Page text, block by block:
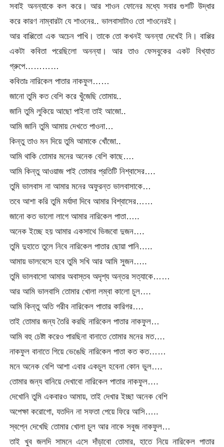
সবাই অনন্যাকে কল করে। আর শাওন ফোনের মধ্যে সবার গুশটি উদ্ধার
করে কারণ নাম্বারটা যে শাওনের.. ভালবাসাটাও তো শাওনেরই।
আর বাপ্পিতো এক অচেন পাখি। তাকে তো কখনই অনন্যা দেখেই নি। বাপ্পির
একটা কবিতা পরেছিলো অনন্যা। আর তাও ফেসবুকের একট বিখ্যাত
গ্রুপে…………
কবিতাঃ নারিকেল পাতার নাকফুল……
জানো তুমি কত বেশি করে খুঁজেছি তোমায়..
জানি তুমি লুকিয়ে আছো পাইনা তাই আজো..
আমি জানি তুমি আমায় দেখতে পাওনা…
কিন্তু তাও মন দিয়ে তুমি আমাকে খোঁজো..
আমি থাকি তোমার মনের অনেক বেশি কাছে….
আমি কিন্তু আওয়াজ পাই তোমার প্রতিটি নিশ্বাসের….
তুমি ভালবাস না আমার মনের অফুরন্ত ভালবাসাকে…
তবে আশা করি তুমি মর্যাদা দিবে আমার বিশ্বাসের……
জানো কত ভালো লাগে আমার নারিকেল পাতা…..
অনেক ইচ্ছে হয় আমার একসাথে ভিজবো দুজন….
তুমি দুহাতে তুলে নিবে নারিকেল পাতার ছোয়া পানি…..
আমায় ভালবেসে হবে তুমি সখি আর আমি সুজন…..
তুমি ভালবাসো আমার অবাস্তব অদৃশ্য অন্তর সত্যাকে……
আর আমি ভালবাসি তোমার খোলা লম্বা কালো চুল….
আমি কিন্তু অতি গরীব নারিকেল পাতার কারিগর….
তাই তোমার জন্য তৈরি করছি নারিকেল পাতার নাকফুল…
আমি বহু চেষ্টা করেও পারছিনা বানাতে তোমার মনের মত….
নাকফুল বানাতে গিয়ে ভেঙেছি নারিকেল পাতা কত কত……
মনে অনেক বেশি আশা এবার একচুল হবেনা কোন ভুল….
তোমার জন্য বানিয়ে দেখাবো নারিকেল পাতার নাকফুল….
দেখোনি তুমি একবারও আমায়, তাই দেখার ইচ্ছা অনেক বেশি
অপেক্ষা করোগো, যতদিন না সফতা পেয়ে ফিরে আসি…..
স্বপ্নে দেখেছি তোমার খোলা চুল আর নাকে সবুজ নাকফুল…
তাই খুব জলদি সামনে এসে দাঁড়াবো তোমার, হাতে নিয়ে নারিকেল পাতার